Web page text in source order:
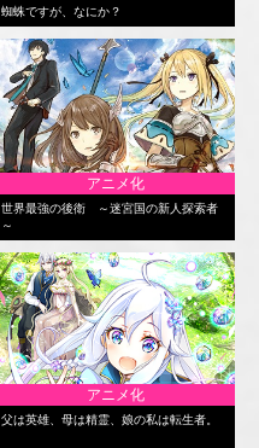
蜘蛛ですが、なにか？
アニメ化
世界最強の後衛 ～迷宮国の新人探索者
～
アニメ化
父は英雄、母は精霊、娘の私は転生者。